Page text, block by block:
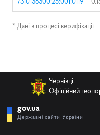
7310136300:25:001:0119
* Дані в процесі верифікації
Чернівці
Офіційний
gov.ua
Державні сайти України